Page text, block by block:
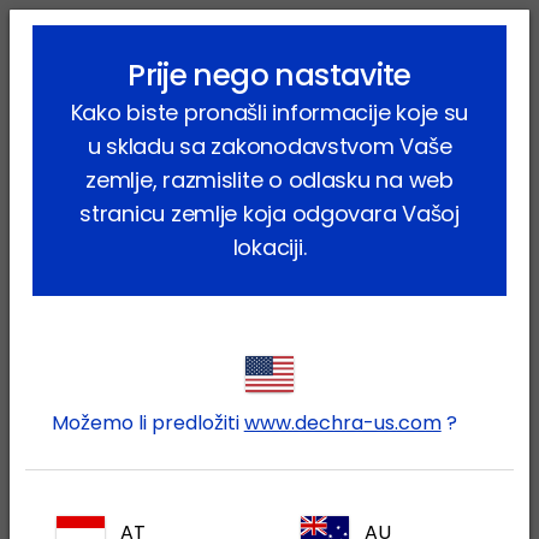
lock_outline search menu
Proizvodi
Farmaceutski proizvodi
Sporimune
lockPrijavite se na Vaš Dechra
Prije nego nastavite
Kako biste pronašli informacije koje su
u skladu sa zakonodavstvom Vaše
zemlje, razmislite o odlasku na web
stranicu zemlje koja odgovara Vašoj
lokaciji.
Možemo li predložitiwww.dechra-us.com?
AT AU